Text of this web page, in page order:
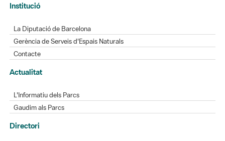
Institució
La Diputació de Barcelona
Gerència de Serveis d'Espais Naturals
Contacte
Actualitat
L'Informatiu dels Parcs
Gaudim als Parcs
Directori